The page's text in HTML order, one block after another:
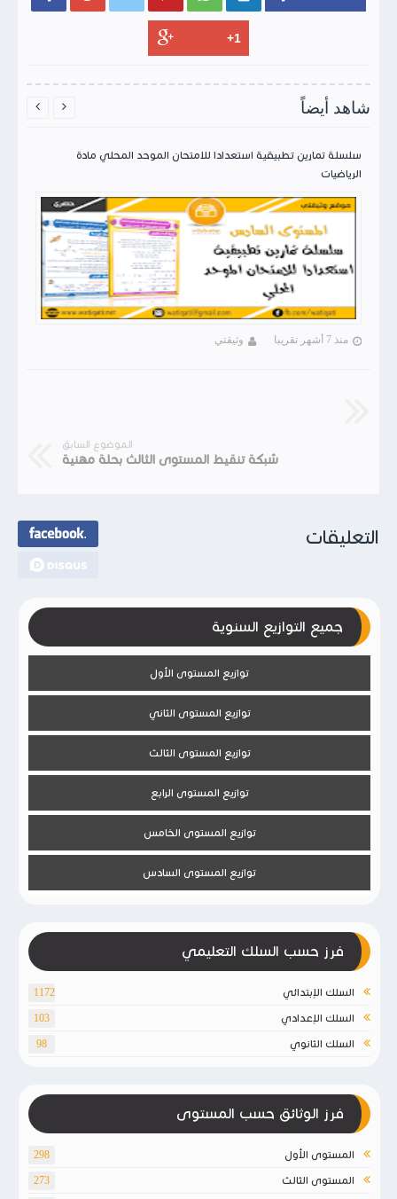
شاهد أيضاً
سلسلة تمارين تطبيقية استعدادا للامتحان الموحد المحلي مادة
الرياضيات
منذ 7 أشهر تقريبا وثيقتي
 
الموضوع السابق
شبكة تنقيط المستوى الثالث بحلة مهنية
التعليقات
جميع التوازيع السنوية
توازيع المستوى الأول
توازيع المستوى الثاني
توازيع المستوى الثالث
توازيع المستوى الرابع
توازيع المستوى الخامس
توازيع المستوى السادس
فرز حسب السلك التعليمي
السلك الإبتدائي 1172
السلك الإعدادي 103
السلك الثانوي 98
فرز الوثائق حسب المستوى
المستوى الأول 298
المستوى الثالث 273